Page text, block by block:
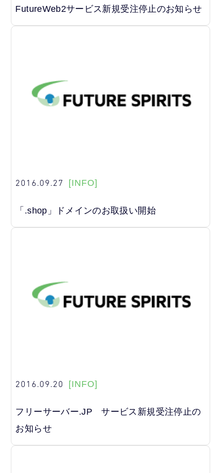
FutureWeb2サービス新規受注停止のお知らせ
2016.09.27 [INFO]
「.shop」ドメインのお取扱い開始
2016.09.20 [INFO]
フリーサーバー.JP サービス新規受注停止の
お知らせ